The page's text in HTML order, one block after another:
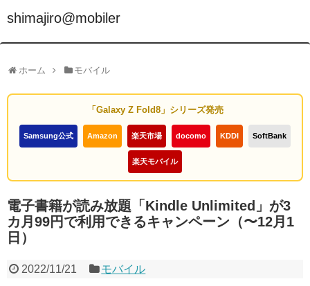
shimajiro@mobiler
ホーム モバイル
「Galaxy Z Fold8」シリーズ発売
Samsung公式 Amazon 楽天市場 docomo KDDI SoftBank
楽天モバイル
電子書籍が読み放題「Kindle Unlimited」が3
カ月99円で利用できるキャンペーン（〜12月1
日）
2022/11/21 モバイル